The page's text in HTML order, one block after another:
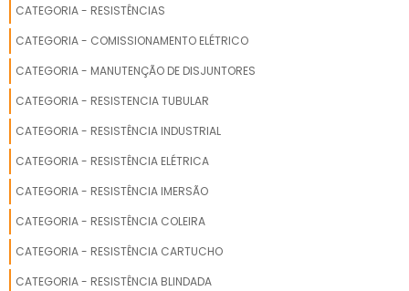
CATEGORIA - RESISTÊNCIAS
CATEGORIA - COMISSIONAMENTO ELÉTRICO
CATEGORIA - MANUTENÇÃO DE DISJUNTORES
CATEGORIA - RESISTENCIA TUBULAR
CATEGORIA - RESISTÊNCIA INDUSTRIAL
CATEGORIA - RESISTÊNCIA ELÉTRICA
CATEGORIA - RESISTÊNCIA IMERSÃO
CATEGORIA - RESISTÊNCIA COLEIRA
CATEGORIA - RESISTÊNCIA CARTUCHO
CATEGORIA - RESISTÊNCIA BLINDADA